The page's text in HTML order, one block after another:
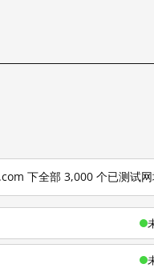
下全部 3,000 个已测试